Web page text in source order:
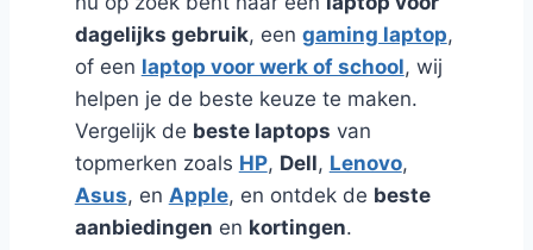
dagelijks gebruik, een gaming laptop,
of een laptop voor werk of school, wij
helpen je de beste keuze te maken.
Vergelijk de beste laptops van
topmerken zoals HP, Dell, Lenovo,
Asus, en Apple, en ontdek de beste
aanbiedingen en kortingen.